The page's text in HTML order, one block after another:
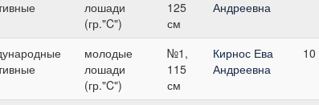
лошади
(гр."C")
125
см
Андреевна
молодые
лошади
(гр."C")
№1,
115
см
Кирнос Ева
Андреевна
10